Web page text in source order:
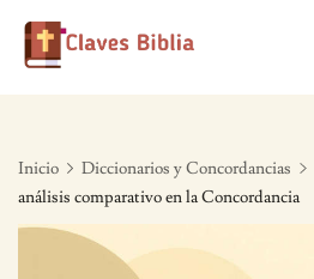
Skip
Inicio Diccionarios y Concordancias
análisis comparativo en la Concordancia